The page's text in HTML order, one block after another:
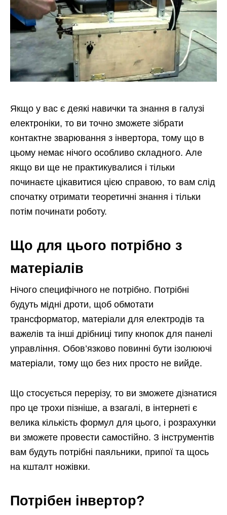
Якщо у вас є деякі навички та знання в галузі
електроніки, то ви точно зможете зібрати
контактне зварювання з інвертора, тому що в
цьому немає нічого особливо складного. Але
якщо ви ще не практикувалися і тільки
починаєте цікавитися цією справою, то вам слід
спочатку отримати теоретичні знання і тільки
потім починати роботу.
Що для цього потрібно з
матеріалів
Нічого специфічного не потрібно. Потрібні
будуть мідні дроти, щоб обмотати
трансформатор, матеріали для електродів та
важелів та інші дрібниці типу кнопок для панелі
управління. Обов’язково повинні бути ізолюючі
матеріали, тому що без них просто не вийде.
Що стосується перерізу, то ви зможете дізнатися
про це трохи пізніше, а взагалі, в інтернеті є
велика кількість формул для цього, і розрахунки
ви зможете провести самостійно. З інструментів
вам будуть потрібні паяльники, припої та щось
на кшталт ножівки.
Потрібен інвертор?